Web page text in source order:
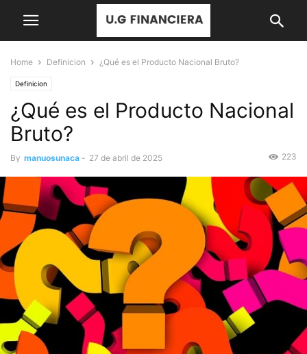
Home Definicion ¿Qué es el Producto Nacional Bruto?
Definicion
¿Qué es el Producto Nacional
Bruto?
By manuosunaca - 27 de abril de 2025 223